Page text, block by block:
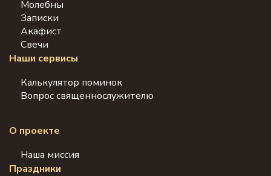
Молебны
Записки
Акафист
Свечи
Наши сервисы
Калькулятор поминок
Вопрос священнослужителю
О проекте
Наша миссия
Праздники